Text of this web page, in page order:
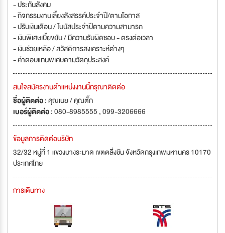
- ประกันสังคม
- กิจกรรมงานเลี้ยงสังสรรค์ประจำปี/ตามโอกาส
- ปรับเงินเดือน / โบนัสประจำปีตามความสามารถ
- เงินพิเศษเบี้ยขยัน / มีความรับผิดชอบ - ตรงต่อเวลา
- เงินช่วยเหลือ / สวัสดิการสงเคราะห์ต่างๆ
- ค่าตอบแทนพิเศษตามวัตถุประสงค์
สนใจสมัครงานตำแหน่งงานนี้กรุณาติดต่อ
ชื่อผู้ติดต่อ :คุณเนย / คุณตั๊ก
เบอร์ผู้ติดต่อ :080-8985555 , 099-3206666
ข้อมูลการติดต่อบริษัท
32/32 หมู่ที่ 1 แขวงบางระมาด เขตตลิ่งชัน จังหวัดกรุงเทพมหานคร 10170
ประเทศไทย
การเดินทาง